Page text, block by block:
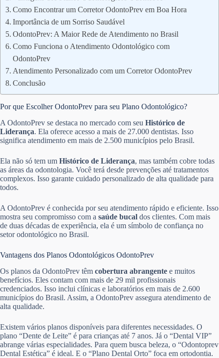
Como Encontrar um Corretor OdontoPrev em Boa Hora
Importância de um Sorriso Saudável
OdontoPrev: A Maior Rede de Atendimento no Brasil
Como Funciona o Atendimento Odontológico com
OdontoPrev
Atendimento Personalizado com um Corretor OdontoPrev
Conclusão
Por que Escolher OdontoPrev para seu Plano Odontológico?
A OdontoPrev se destaca no mercado com seu Histórico de
Liderança. Ela oferece acesso a mais de 27.000 dentistas. Isso
significa atendimento em mais de 2.500 municípios pelo Brasil.
Ela não só tem um Histórico de Liderança, mas também cobre todas
as áreas da odontologia. Você terá desde prevenções até tratamentos
complexos. Isso garante cuidado personalizado de alta qualidade para
todos.
A OdontoPrev é conhecida por seu atendimento rápido e eficiente. Isso
mostra seu compromisso com a saúde bucal dos clientes. Com mais
de duas décadas de experiência, ela é um símbolo de confiança no
setor odontológico no Brasil.
Vantagens dos Planos Odontológicos OdontoPrev
Os planos da OdontoPrev têm cobertura abrangente e muitos
benefícios. Eles contam com mais de 29 mil profissionais
credenciados. Isso inclui clínicas e laboratórios em mais de 2.600
municípios do Brasil. Assim, a OdontoPrev assegura atendimento de
alta qualidade.
Existem vários planos disponíveis para diferentes necessidades. O
plano “Dente de Leite” é para crianças até 7 anos. Já o “Dental VIP”
abrange várias especialidades. Para quem busca beleza, o “Odontoprev
Dental Estética” é ideal. E o “Plano Dental Orto” foca em ortodontia.